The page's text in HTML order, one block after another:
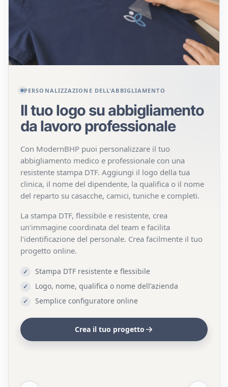
da lavoro per la
ristorazione
PERSONALIZZAZIONE DELL'ABBIGLIAMENTO
Il tuo logo su abbigliamento
da lavoro professionale
Con ModernBHP puoi personalizzare il tuo
abbigliamento medico e professionale con una
resistente stampa DTF. Aggiungi il logo della tua
clinica, il nome del dipendente, la qualifica o il nome
del reparto su casacche, camici, tuniche e completi.
La stampa DTF, flessibile e resistente, crea
un'immagine coordinata del team e facilita
l'identificazione del personale. Crea facilmente il tuo
progetto online.
Stampa DTF resistente e flessibile
Logo, nome, qualifica o nome dell'azienda
Semplice configuratore online
Crea il tuo progetto